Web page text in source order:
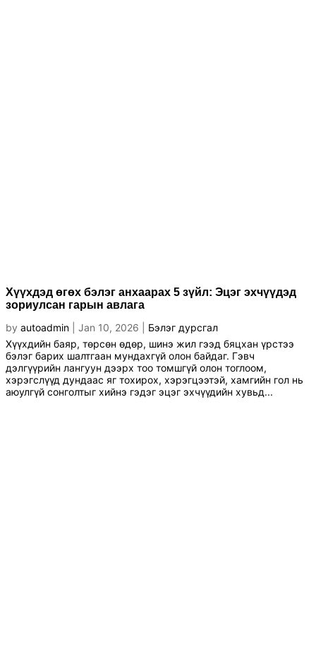
Хүүхдэд өгөх бэлэг анхаарах 5 зүйл: Эцэг эхчүүдэд
зориулсан гарын авлага
by autoadmin Jan 10, 2026
Бэлэг дурсгал
Хүүхдийн баяр, төрсөн өдөр, шинэ жил гээд бяцхан үрстээ
бэлэг барих шалтгаан мундахгүй олон байдаг. Гэвч
дэлгүүрийн лангуун дээрх тоо томшгүй олон тоглоом,
хэрэгслүүд дундаас яг тохирох, хэрэгцээтэй, хамгийн гол нь
аюулгүй сонголтыг хийнэ гэдэг эцэг эхчүүдийн хувьд...